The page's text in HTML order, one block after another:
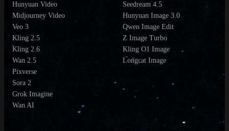
Hunyuan Video
Midjourney Video
Veo 3
Kling 2.5
Kling 2.6
Wan 2.5
Pixverse
Sora 2
Grok Imagine
Wan AI
Seedream 4.5
Hunyuan Image 3.0
Qwen Image Edit
Z Image Turbo
Kling O1 Image
Longcat Image